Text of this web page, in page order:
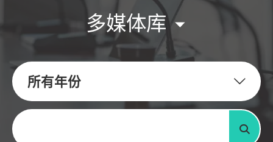
多媒体库
所有年份
关键字
搜寻